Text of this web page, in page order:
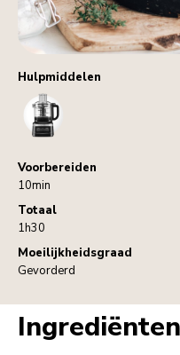
Hulpmiddelen
FoodProcessor
Voorbereiden
10min
Totaal
1h30
Moeilijkheidsgraad
Gevorderd
Ingrediënten